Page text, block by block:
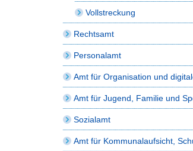
Vollstreckung
Rechtsamt
Personalamt
Amt für Organisation und
Amt für Jugend, Familie und
Sozialamt
Amt für Kommunalaufsicht,